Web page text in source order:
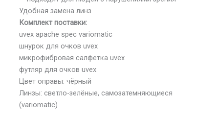
Удобная замена линз
Комплект поставки:
uvex apache spec variomatic
шнурок для очков uvex
микрофибровая салфетка uvex
футляр для очков uvex
Цвет оправы: чёрный
Линзы: светло-зелёные, самозатемняющиеся
(variomatic)